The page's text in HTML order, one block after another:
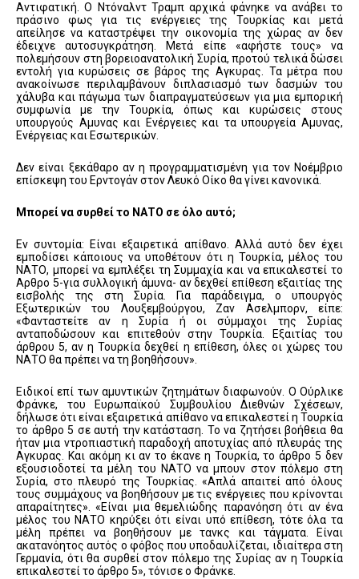
Αντιφατική. Ο Ντόναλντ Τραμπ αρχικά φάνηκε να ανάβει το
πράσινο φως για τις ενέργειες της Τουρκίας και μετά
απείλησε να καταστρέψει την οικονομία της χώρας αν δεν
έδειχνε αυτοσυγκράτηση. Μετά είπε «αφήστε τους» να
πολεμήσουν στη βορειοανατολική Συρία, προτού τελικά δώσει
εντολή για κυρώσεις σε βάρος της Αγκυρας. Τα μέτρα που
ανακοίνωσε περιλαμβάνουν διπλασιασμό των δασμών του
χάλυβα και πάγωμα των διαπραγματεύσεων για μια εμπορική
συμφωνία με την Τουρκία, όπως και κυρώσεις στους
υπουργούς Αμυνας και Ενέργειες και τα υπουργεία Αμυνας,
Ενέργειας και Εσωτερικών.
Δεν είναι ξεκάθαρο αν η προγραμματισμένη για τον Νοέμβριο
επίσκεψη του Ερντογάν στον Λευκό Οίκο θα γίνει κανονικά.
Μπορεί να συρθεί το ΝΑΤΟ σε όλο αυτό;
Εν συντομία: Είναι εξαιρετικά απίθανο. Αλλά αυτό δεν έχει
εμποδίσει κάποιους να υποθέτουν ότι η Τουρκία, μέλος του
ΝΑΤΟ, μπορεί να εμπλέξει τη Συμμαχία και να επικαλεστεί το
Αρθρο 5-για συλλογική άμυνα- αν δεχθεί επίθεση εξαιτίας της
εισβολής της στη Συρία. Για παράδειγμα, ο υπουργός
Εξωτερικών του Λουξεμβούργου, Ζαν Ασελμπορν, είπε:
«Φανταστείτε αν η Συρία ή οι σύμμαχοι της Συρίας
ανταποδώσουν και επιτεθούν στην Τουρκία. Εξαιτίας του
άρθρου 5, αν η Τουρκία δεχθεί η επίθεση, όλες οι χώρες του
ΝΑΤΟ θα πρέπει να τη βοηθήσουν».
Ειδικοί επί των αμυντικών ζητημάτων διαφωνούν. Ο Ούρλικε
Φράνκε, του Ευρωπαϊκού Συμβουλίου Διεθνών Σχέσεων,
δήλωσε ότι είναι εξαιρετικά απίθανο να επικαλεστεί η Τουρκία
το άρθρο 5 σε αυτή την κατάσταση. Το να ζητήσει βοήθεια θα
ήταν μια ντροπιαστική παραδοχή αποτυχίας από πλευράς της
Αγκυρας. Και ακόμη κι αν το έκανε η Τουρκία, το άρθρο 5 δεν
εξουσιοδοτεί τα μέλη του ΝΑΤΟ να μπουν στον πόλεμο στη
Συρία, στο πλευρό της Τουρκίας. «Απλά απαιτεί από όλους
τους συμμάχους να βοηθήσουν με τις ενέργειες που κρίνονται
απαραίτητες». «Είναι μια θεμελιώδης παρανόηση ότι αν ένα
μέλος του ΝΑΤΟ κηρύξει ότι είναι υπό επίθεση, τότε όλα τα
μέλη πρέπει να βοηθήσουν με τανκς και τάγματα. Είναι
ακατανόητος αυτός ο φόβος που υποδαυλίζεται, ιδιαίτερα στη
Γερμανία, ότι θα συρθεί στον πόλεμο της Συρίας αν η Τουρκία
επικαλεστεί το άρθρο 5», τόνισε ο Φράνκε.